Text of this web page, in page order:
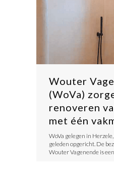
Wouter
(WoVa)
renoveren
met één
WoVa gelegen in
geleden opgericht. De
Wouter Vagenende is